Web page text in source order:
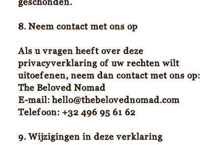
8. Neem contact met ons op
Als u vragen heeft over deze
privacyverklaring of uw rechten wilt
uitoefenen, neem dan contact met ons op:
The Beloved Nomad
E-mail:hello@thebelovednomad.com
Telefoon: +32 496 95 61 62
9. Wijzigingen in deze verklaring